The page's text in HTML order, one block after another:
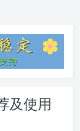
及使用